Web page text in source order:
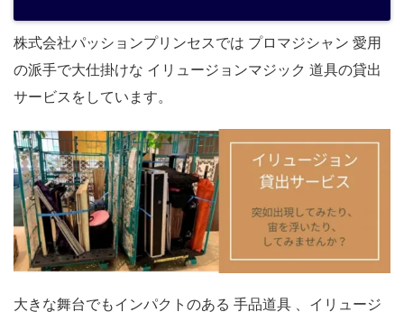
株式会社パッションプリンセスでは プロマジシャン 愛用
の派手で大仕掛けな イリュージョンマジック 道具の貸出
サービスをしています。
大きな舞台でもインパクトのある 手品道具 、イリュージ